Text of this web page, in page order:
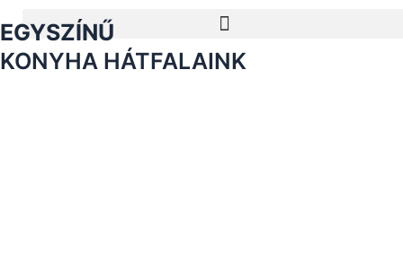
Menü
EGYSZÍNŰ
KONYHA HÁTFALAINK